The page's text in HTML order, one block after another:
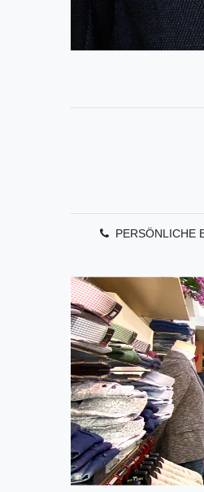
PERSÖNLICHE